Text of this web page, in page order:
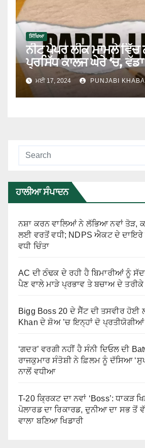
ਸਿੱਖਿਆ
ਨੀਟ ਪੇਪਰ ਲੀਕ ਮਾਮਲੇ ਵਿੱਚ
ਪ੍ਰਸਿੱਧ ਕਾਲਜ ਘੇਰੇ ‘ਚ,
ਮਈ 17, 2024 PUNJABI
ਹਾਲੀਆ ਸੰਪਾਦਨ
ਨਸ਼ਾ ਕਰਨ ਵਾਲਿਆਂ ਨੇ ਲੱਭਿਆ ਨਵਾਂ ਤੋੜ,
ਲਈ ਵਰਤੋਂ ਵਧੀ; NDPS ਐਕਟ ਦੇ ਦਾਇਰੇ
ਵਧੀ ਚਿੰਤਾ
AC ਦੀ ਠੰਢਕ ਦੇ ਰਹੀ ਹੈ ਬਿਮਾਰੀਆਂ ਨੂੰ
ਪੈਣ ਵਾਲੇ ਮਾੜੇ ਪ੍ਰਭਾਵ ਤੇ ਬਚਾਅ ਦੇ ਤਰੀਕੇ
Bigg Boss 20 ਦੇ ਸੈੱਟ ਦੀ ਤਸਵੀਰ ਹੋਈ
Khan ਦੇ ਸ਼ੋਅ ’ਚ ਇਨ੍ਹਾਂ ਦੋ
‘ਗਦਰ’ ਵਰਗੀ ਨਹੀਂ ਹੈ ਸੰਨੀ ਦਿਓਲ ਦੀ
ਰਾਜਕੁਮਾਰ ਸੰਤੋਸ਼ੀ ਨੇ ਫ਼ਿਲਮ ਨੂੰ ਦੱਸਿਆ
ਨਾਲੋਂ ਵਧੀਆ
T-20 ਕ੍ਰਿਕਟ ਦਾ ਨਵਾਂ ‘Boss’: ਧਾਕੜ
ਪੋਲਾਰਡ ਦਾ ਰਿਕਾਰਡ, ਦੁਨੀਆ ਦਾ ਸਭ ਤੋਂ
ਵਾਲਾ ਬਣਿਆ ਖਿਡਾਰੀ